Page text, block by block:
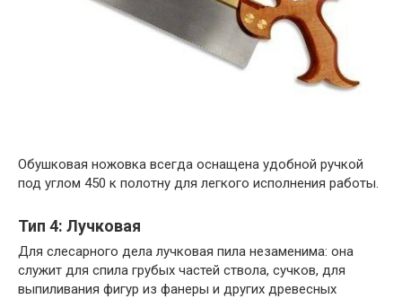
Обушковая ножовка всегда оснащена удобной ручкой
под углом 450 к полотну для легкого исполнения работы.
Тип 4: Лучковая
Для слесарного дела лучковая пила незаменима: она
служит для спила грубых частей ствола, сучков, для
выпиливания фигур из фанеры и других древесных